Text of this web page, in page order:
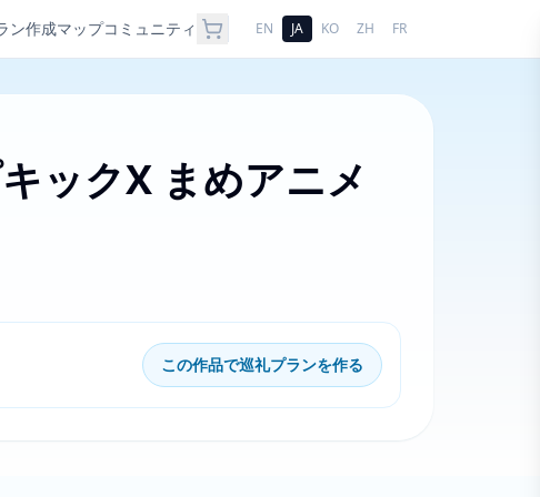
ン作成マップコミュニティ EN JA KO ZH FR
ックX まめアニメ
この作品で巡礼プランを作る